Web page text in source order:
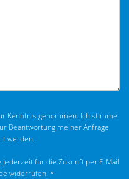
Kenntnis genommen. Ich stimme
Beantwortung meiner Anfrage
werden.
jederzeit für die Zukunft per E-Mail
widerrufen. *